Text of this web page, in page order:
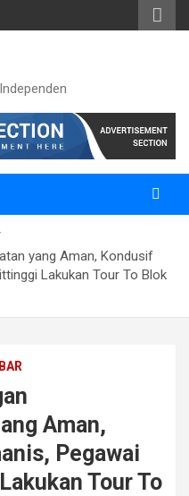
yang Aman, Kondusif
Lakukan Tour To Blok
Aman,
Pegawai
Tour To